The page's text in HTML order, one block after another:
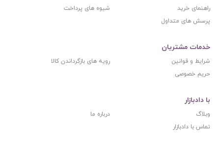
راهنمای خرید
شیوه های پرداخت
پرسش های متداول
خدمات مشتریان
شرایط و قوانین
رویه های بازگرداندن کالا
حریم خصوصی
با دادبازار
وبلاگ
درباره ما
تماس با دادبازار